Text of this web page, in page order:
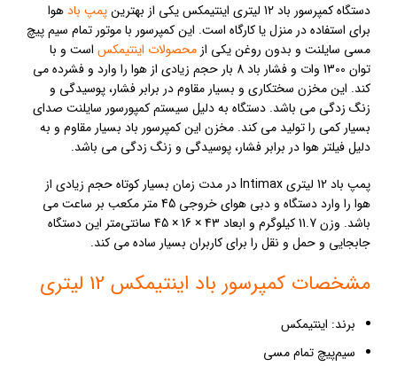
دستگاه کمپرسور باد 12 لیتری اینتیمکس یکی از بهترین پمپ بادهوا
برای استفاده در منزل یا کارگاه است. این کمپرسور با موتور تمام سیم پیچ
مسی سایلنت و بدون روغن یکی از محصولات اینتیمکس است و با
توان 1300 وات و فشار باد 8 بار حجم زیادی از هوا را وارد و فشرده می
کند. این مخزن سختکاری و بسیار مقاوم در برابر فشار، پوسیدگی و
زنگ زدگی می باشد. دستگاه به دلیل سیستم کمپورسور سایلنت صدای
بسیار کمی را تولید می کند. مخزن این کمپرسور باد بسیار مقاوم و به
دلیل فیلتر هوا در برابر فشار، پوسیدگی و زنگ زدگی می باشد.
پمپ باد 12 لیتری Intimax در مدت زمان بسیار کوتاه حجم زیادی از
هوا را وارد دستگاه و دبی هوای خروجی 45 متر مکعب بر ساعت می
باشد. وزن 11.7 کیلوگرم و ابعاد 43 × 16 × 45 سانتی‌متر این دستگاه
جابجایی و حمل و نقل را برای کاربران بسیار ساده می کند.
مشخصات کمپرسور باد اینتیمکس 12 لیتری
برند: اینتیمکس
سیم‌پیچ تمام مسی